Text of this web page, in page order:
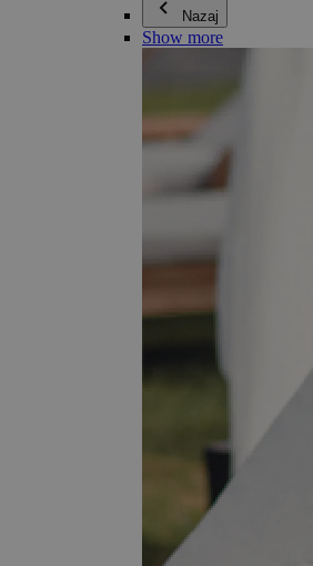
Nazaj
Show more